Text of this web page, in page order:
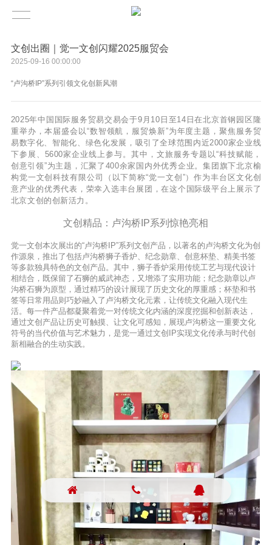
文创出圈｜觉一文创闪耀2025服贸会
2025-09-16 00:00:00
“卢沟桥IP”系列引领文化创新风潮
2025年中国国际服务贸易交易会于9月10日至14日在北京首钢园区隆
重举办，本届盛会以“数智领航，服贸焕新”为年度主题，聚焦服务贸
易数字化、智能化、绿色化发展，吸引了全球范围内近2000家企业线
下参展、5600家企业线上参与。其中，文旅服务专题以“科技赋能，
创意引领”为主题，汇聚了400余家国内外优秀企业。集团旗下北京榆
构觉一文创科技有限公司（以下简称“觉一文创”）作为丰台区文化创
意产业的优秀代表，荣幸入选丰台展团，在这个国际级平台上展示了
北京文创的创新活力。
文创精品：卢沟桥IP系列惊艳亮相
觉一文创本次展出的“卢沟桥IP”系列文创产品，以著名的卢沟桥文化为创
作源泉，推出了包括卢沟桥狮子香炉、纪念勋章、创意杯垫、精美书签
等多款独具特色的文创产品。其中，狮子香炉采用传统工艺与现代设计
相结合，既保留了石狮的威武神态，又增添了实用功能；纪念勋章以卢
沟桥石狮为原型，通过精巧的设计展现了历史文化的厚重感；杯垫和书
签等日常用品则巧妙融入了卢沟桥文化元素，让传统文化融入现代生
活。每一件产品都凝聚着觉一对传统文化内涵的深度挖掘和创新表达，
通过文创产品让历史可触摸、让文化可感知，展现卢沟桥这一重要文化
符号的当代价值与艺术魅力，是觉一通过文创IP实现文化传承与时代创
新相融合的生动实践。